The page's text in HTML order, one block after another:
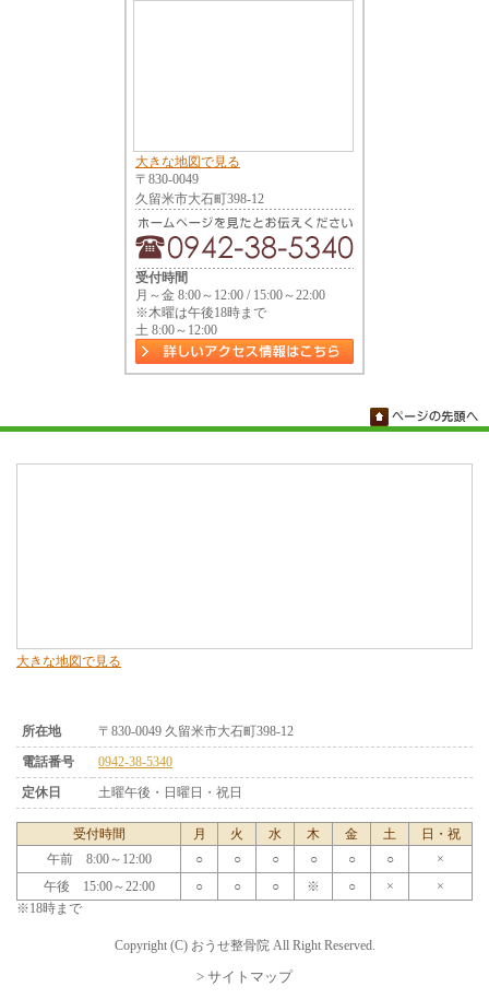
大きな地図で見る
〒830-0049
久留米市大石町398-12
受付時間
月～金 8:00～12:00 / 15:00～22:00
※木曜は午後18時まで
土 8:00～12:00
大きな地図で見る
所在地
〒830-0049 久留米市大石町398-12
電話番号
0942-38-5340
定休日
土曜午後・日曜日・祝日
受付時間 月 火 水 木 金 土
日・祝
午前 8:00～12:00
○ ○ ○ ○ ○ ○
×
午後 15:00～22:00
○ ○ ○ ※ ○ ×
×
※18時まで
Copyright (C) おうせ整骨院 All Right Reserved.
> サイトマップ